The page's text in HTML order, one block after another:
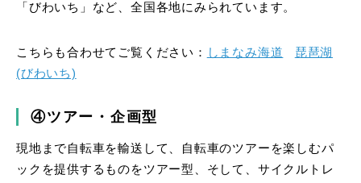
「びわいち」など、全国各地にみられています。
こちらも合わせてご覧ください： しまなみ海道
琵琶湖
(びわいち)
④ツアー・企画型
現地まで自転車を輸送して、自転車のツアーを楽しむパ
ックを提供するものをツアー型、そして、サイクルトレ